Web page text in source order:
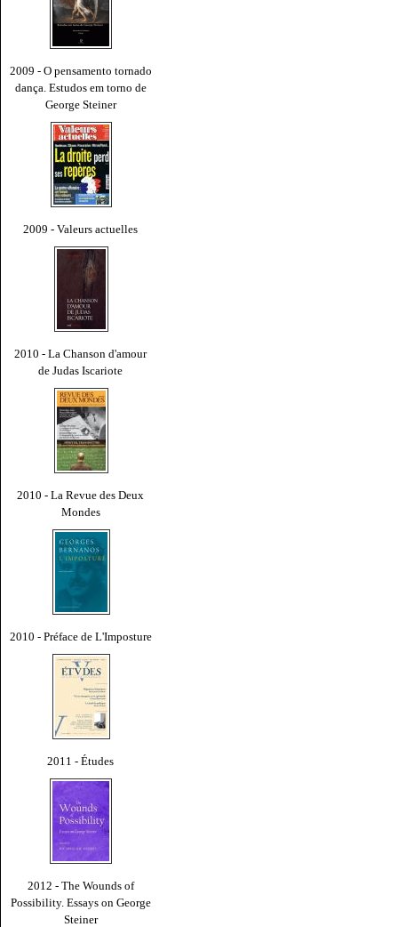
2009 - O pensamento tornado
dança. Estudos em torno de
George Steiner
2009 - Valeurs actuelles
2010 - La Chanson d'amour
de Judas Iscariote
2010 - La Revue des Deux
Mondes
2010 - Préface de L'Imposture
2011 - Études
2012 - The Wounds of
Possibility. Essays on George
Steiner